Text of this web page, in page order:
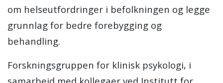
om helseutfordringer i befolkningen og legge
grunnlag for bedre forebygging og
behandling.
Forskningsgruppen for klinisk psykologi, i